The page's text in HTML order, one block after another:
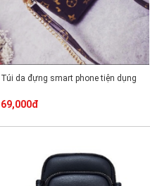
Túi da đựng smart phone tiện dụng
69,000đ